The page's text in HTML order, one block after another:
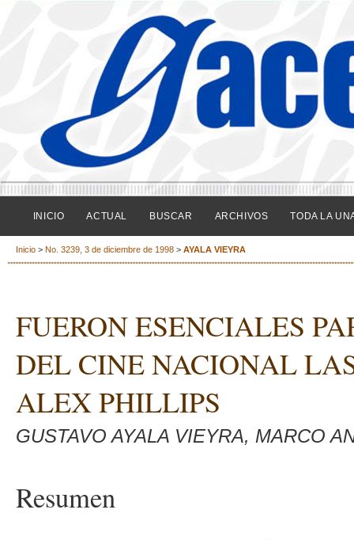
INICIO ACTUAL BUSCAR ARCHIVOS TODA LA
Inicio > No. 3239, 3 de diciembre de 1998 > AYALA VIEYRA
FUERON ESENCIALES
DEL CINE NACIONAL
ALEX PHILLIPS
GUSTAVO AYALA VIEYRA, MARCO
Resumen